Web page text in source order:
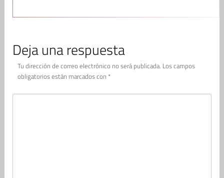
Deja una respuesta
Tu dirección de correo electrónico no será publicada. Los campos
obligatorios están marcados con *